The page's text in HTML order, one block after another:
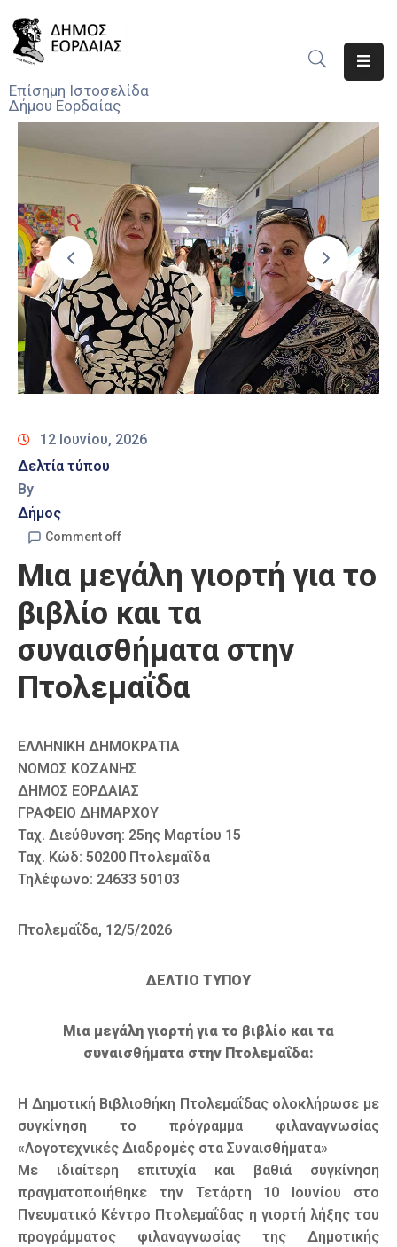
Επίσημη Ιστοσελίδα
Δήμου Εορδαίας
Ο
Νέα
Υπηρεσίες
Του
Δήμου
Προσκλήσεις
Αποφάσεις
Τηλέφωνα
12 Ιουνίου, 2026
Δελτία τύπου
By
Δήμος
Comment off
Μια μεγάλη γιορτή για το
βιβλίο και τα
συναισθήματα στην
Πτολεμαΐδα
ΕΛΛΗΝΙΚΗ ΔΗΜΟΚΡΑΤΙΑ
ΝΟΜΟΣ ΚΟΖΑΝΗΣ
ΔΗΜΟΣ ΕΟΡΔΑΙΑΣ
ΓΡΑΦΕΙΟ ΔΗΜΑΡΧΟΥ
Ταχ. Διεύθυνση: 25ης Μαρτίου 15
Ταχ. Κώδ: 50200 Πτολεμαΐδα
Τηλέφωνο: 24633 50103
Πτολεμαΐδα, 12/5/2026
ΔΕΛΤΙΟ ΤΥΠΟΥ
Μια μεγάλη γιορτή για το βιβλίο και τα
συναισθήματα στην Πτολεμαΐδα:
Η Δημοτική Βιβλιοθήκη Πτολεμαΐδας ολοκλήρωσε με
συγκίνηση το πρόγραμμα φιλαναγνωσίας
«Λογοτεχνικές Διαδρομές στα Συναισθήματα»
Με ιδιαίτερη επιτυχία και βαθιά συγκίνηση
πραγματοποιήθηκε την Τετάρτη 10 Ιουνίου στο
Πνευματικό Κέντρο Πτολεμαΐδας η γιορτή λήξης του
προγράμματος φιλαναγνωσίας της Δημοτικής